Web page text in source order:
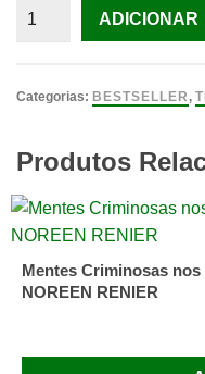
Quantidade
Anjo-
LIVRO
de
Arto
e
ADICIONAR
Categorias: BESTSELLER ,
Produtos
Mentes Criminosas
NOREEN RENIER